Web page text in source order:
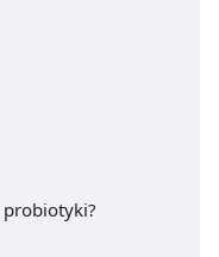
probiotyki?